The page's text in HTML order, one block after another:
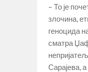
– То је
злочина,
геноцида
сматра
Сарајева,